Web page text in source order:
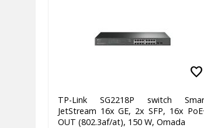
favorite
TP-Link SG2218P switch
JetStream 16x GE, 2x SFP, 16x
OUT (802.3af/at), 150 W, Omada